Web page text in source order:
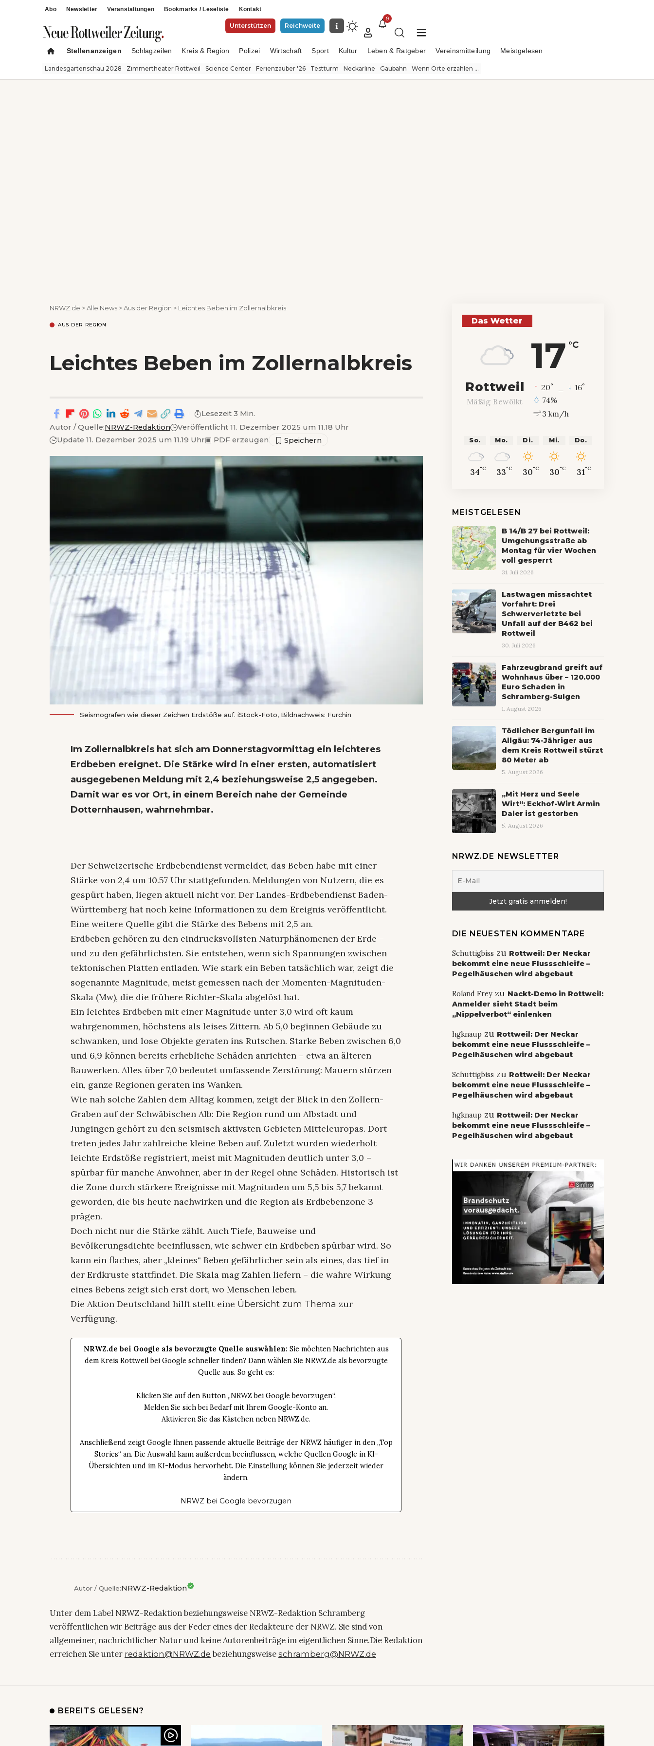
Abo Newsletter Veranstaltungen Bookmarks / Leseliste Kontakt
Unterstützen Reichweite
9
Stellenanzeigen Schlagzeilen Kreis & Region Polizei Wirtschaft Sport Kultur Leben & Ratgeber Vereinsmitteilung Meistgelesen
Landesgartenschau 2028 Zimmertheater Rottweil Science Center Ferienzauber '26 Testturm Neckarline Gäubahn Wenn Orte erzählen ...
NRWZ.de >Alle News >Aus der Region > Leichtes Beben im Zollernalbkreis
AUS DER REGION
Leichtes Beben im Zollernalbkreis
Autor / Quelle:NRWZ-Redaktion
Veröffentlicht 11. Dezember 2025 um 11.18 Uhr
Update 11. Dezember 2025 um 11.19 Uhr▣ PDF erzeugen
Lesezeit 3 Min.
Seismografen wie dieser Zeichen Erdstöße auf. iStock-Foto, Bildnachweis: Furchin
Im Zollernalbkreis hat sich am Donnerstagvormittag ein leichteres
Erdbeben ereignet. Die Stärke wird in einer ersten, automatisiert
ausgegebenen Meldung mit 2,4 beziehungsweise 2,5 angegeben.
Damit war es vor Ort, in einem Bereich nahe der Gemeinde
Dotternhausen, wahrnehmbar.
Der Schweizerische Erdbebendienst vermeldet, das Beben habe mit einer
Stärke von 2,4 um 10.57 Uhr stattgefunden. Meldungen von Nutzern, die es
gespürt haben, liegen aktuell nicht vor. Der Landes-Erdbebendienst Baden-
Württemberg hat noch keine Informationen zu dem Ereignis veröffentlicht.
Eine weitere Quelle gibt die Stärke des Bebens mit 2,5 an.
Erdbeben gehören zu den eindrucksvollsten Naturphänomenen der Erde –
und zu den gefährlichsten. Sie entstehen, wenn sich Spannungen zwischen
tektonischen Platten entladen. Wie stark ein Beben tatsächlich war, zeigt die
sogenannte Magnitude, meist gemessen nach der Momenten-Magnituden-
Skala (Mw), die die frühere Richter-Skala abgelöst hat.
Ein leichtes Erdbeben mit einer Magnitude unter 3,0 wird oft kaum
wahrgenommen, höchstens als leises Zittern. Ab 5,0 beginnen Gebäude zu
schwanken, und lose Objekte geraten ins Rutschen. Starke Beben zwischen 6,0
und 6,9 können bereits erhebliche Schäden anrichten – etwa an älteren
Bauwerken. Alles über 7,0 bedeutet umfassende Zerstörung: Mauern stürzen
ein, ganze Regionen geraten ins Wanken.
Wie nah solche Zahlen dem Alltag kommen, zeigt der Blick in den Zollern-
Graben auf der Schwäbischen Alb: Die Region rund um Albstadt und
Jungingen gehört zu den seismisch aktivsten Gebieten Mitteleuropas. Dort
treten jedes Jahr zahlreiche kleine Beben auf. Zuletzt wurden wiederholt
leichte Erdstöße registriert, meist mit Magnituden deutlich unter 3,0 –
spürbar für manche Anwohner, aber in der Regel ohne Schäden. Historisch ist
die Zone durch stärkere Ereignisse mit Magnituden um 5,5 bis 5,7 bekannt
geworden, die bis heute nachwirken und die Region als Erdbebenzone 3
prägen.
Doch nicht nur die Stärke zählt. Auch Tiefe, Bauweise und
Bevölkerungsdichte beeinflussen, wie schwer ein Erdbeben spürbar wird. So
kann ein flaches, aber „kleines“ Beben gefährlicher sein als eines, das tief in
der Erdkruste stattfindet. Die Skala mag Zahlen liefern – die wahre Wirkung
eines Bebens zeigt sich erst dort, wo Menschen leben.
Die Aktion Deutschland hilft stellt eine Übersicht zum Thema zur
Verfügung.
NRWZ.de bei Google als bevorzugte Quelle auswählen: Sie möchten Nachrichten aus
dem Kreis Rottweil bei Google schneller finden? Dann wählen Sie NRWZ.de als bevorzugte
Quelle aus. So geht es:
Klicken Sie auf den Button „NRWZ bei Google bevorzugen“.
Melden Sie sich bei Bedarf mit Ihrem Google-Konto an.
Aktivieren Sie das Kästchen neben NRWZ.de.
Anschließend zeigt Google Ihnen passende aktuelle Beiträge der NRWZ häufiger in den „Top
Stories“ an. Die Auswahl kann außerdem beeinflussen, welche Quellen Google in KI-
Übersichten und im KI-Modus hervorhebt. Die Einstellung können Sie jederzeit wieder
ändern.
NRWZ bei Google bevorzugen
Autor / Quelle:NRWZ-Redaktion
Unter dem Label NRWZ-Redaktion beziehungsweise NRWZ-Redaktion Schramberg
veröffentlichen wir Beiträge aus der Feder eines der Redakteure der NRWZ. Sie sind von
allgemeiner, nachrichtlicher Natur und keine Autorenbeiträge im eigentlichen Sinne.Die Redaktion
erreichen Sie unter redaktion@NRWZ.de beziehungsweise schramberg@NRWZ.de
Das Wetter
17 °C
Rottweil
Mäßig Bewölkt
20° 16°
74%
3 km/h
So.
34°C
Mo.
33°C
Di.
30°C
Mi.
30°C
Do.
31°C
MEISTGELESEN
B 14/B 27 bei Rottweil:
Umgehungsstraße ab
Montag für vier Wochen
voll gesperrt
31. Juli 2026
Lastwagen missachtet
Vorfahrt: Drei
Schwerverletzte bei
Unfall auf der B462 bei
Rottweil
30. Juli 2026
Fahrzeugbrand greift auf
Wohnhaus über – 120.000
Euro Schaden in
Schramberg-Sulgen
1. August 2026
Tödlicher Bergunfall im
Allgäu: 74-Jähriger aus
dem Kreis Rottweil stürzt
80 Meter ab
5. August 2026
„Mit Herz und Seele
Wirt“: Eckhof-Wirt Armin
Daler ist gestorben
5. August 2026
NRWZ.DE NEWSLETTER
DIE NEUESTEN KOMMENTARE
Schuttigbiss zu Rottweil: Der Neckar
bekommt eine neue Flussschleife –
Pegelhäuschen wird abgebaut
Roland Freyzu Nackt-Demo in Rottweil:
Anmelder sieht Stadt beim
„Nippelverbot“ einlenken
hgknaupzu Rottweil: Der Neckar
bekommt eine neue Flussschleife –
Pegelhäuschen wird abgebaut
Schuttigbiss zu Rottweil: Der Neckar
bekommt eine neue Flussschleife –
Pegelhäuschen wird abgebaut
hgknaupzu Rottweil: Der Neckar
bekommt eine neue Flussschleife –
Pegelhäuschen wird abgebaut
BEREITS GELESEN?